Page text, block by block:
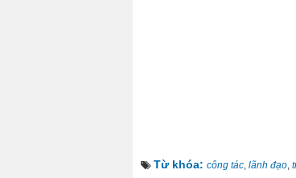
Từ khóa: công tác, lãnh đạo,